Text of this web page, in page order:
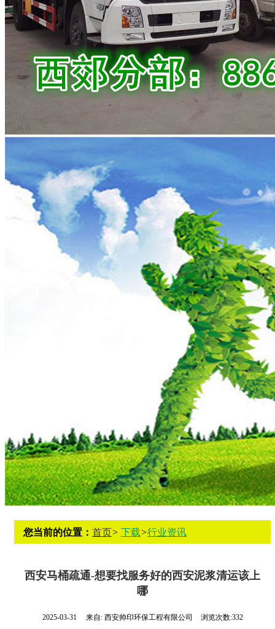
您当前的位置： 首页> 下载>行业资讯
西安马桶疏通-想要找服务好的西安泥浆清运该上
哪
2025-03-31 来自: 西安帅印环保工程有限公司 浏览次数:332